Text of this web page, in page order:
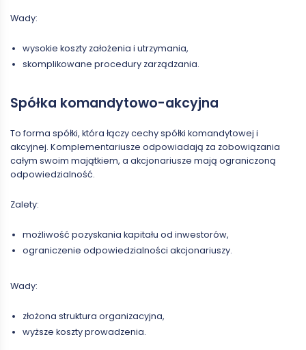
Wady:
wysokie koszty założenia i utrzymania,
skomplikowane procedury zarządzania.
Spółka komandytowo-akcyjna
To forma spółki, która łączy cechy spółki komandytowej i
akcyjnej. Komplementariusze odpowiadają za zobowiązania
całym swoim majątkiem, a akcjonariusze mają ograniczoną
odpowiedzialność.
Zalety:
możliwość pozyskania kapitału od inwestorów,
ograniczenie odpowiedzialności akcjonariuszy.
Wady:
złożona struktura organizacyjna,
wyższe koszty prowadzenia.